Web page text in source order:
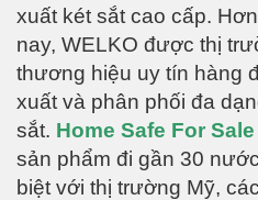
xuất két sắt cao cấp.
nay, WELKO được thị
thương hiệu uy tín hàng
xuất và phân phối đa
sắt. Home Safe For Sale
sản phẩm đi gần 30
biệt với thị trường Mỹ,